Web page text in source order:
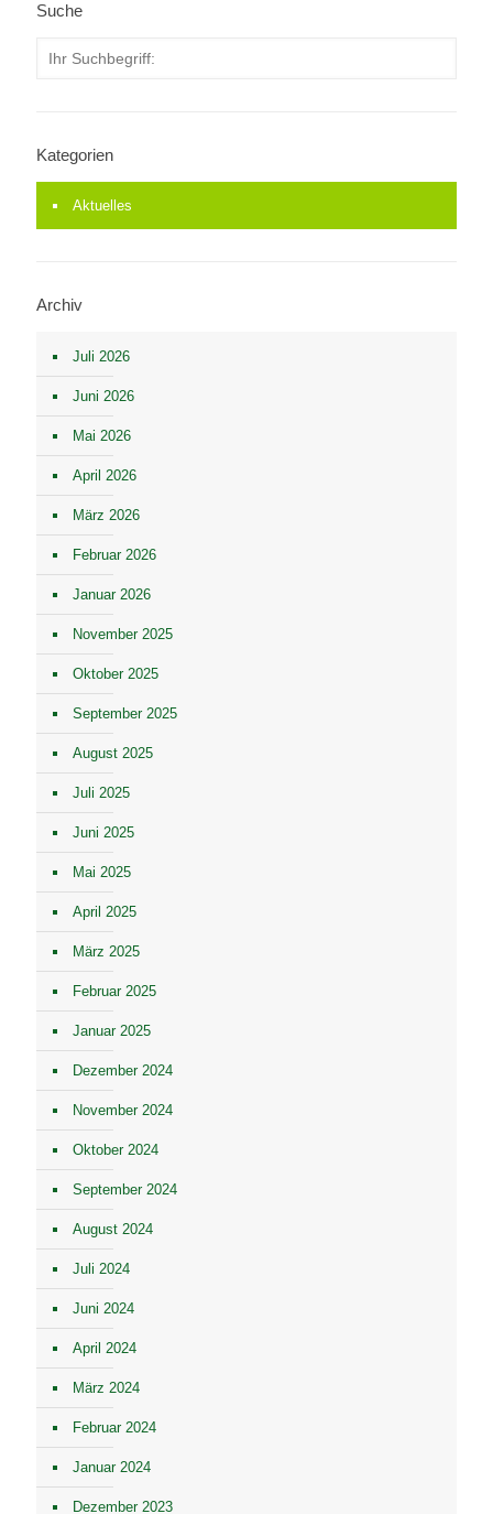
Suche
Kategorien
Aktuelles
Archiv
Juli 2026
Juni 2026
Mai 2026
April 2026
März 2026
Februar 2026
Januar 2026
November 2025
Oktober 2025
September 2025
August 2025
Juli 2025
Juni 2025
Mai 2025
April 2025
März 2025
Februar 2025
Januar 2025
Dezember 2024
November 2024
Oktober 2024
September 2024
August 2024
Juli 2024
Juni 2024
April 2024
März 2024
Februar 2024
Januar 2024
Dezember 2023